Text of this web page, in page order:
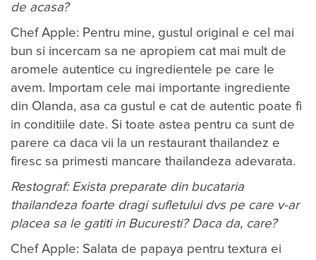
de acasa?
Chef Apple: Pentru mine, gustul original e cel mai
bun si incercam sa ne apropiem cat mai mult de
aromele autentice cu ingredientele pe care le
avem. Importam cele mai importante ingrediente
din Olanda, asa ca gustul e cat de autentic poate fi
in conditiile date. Si toate astea pentru ca sunt de
parere ca daca vii la un restaurant thailandez e
firesc sa primesti mancare thailandeza adevarata.
Restograf: Exista preparate din bucataria
thailandeza foarte dragi sufletului dvs pe care v-ar
placea sa le gatiti in Bucuresti? Daca da, care?
Chef Apple: Salata de papaya pentru textura ei